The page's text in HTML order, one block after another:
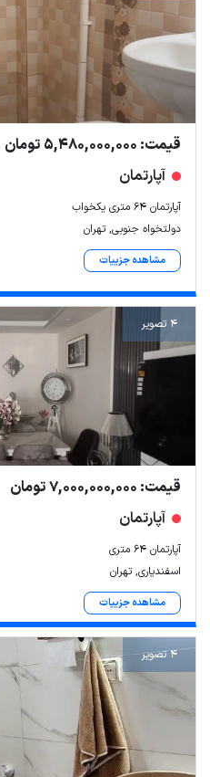
قیمت: 5,480,000,000 تومان
آپارتمان
آپارتمان ۶۴ متری یکخواب
دولتخواه جنوبی, تهران
مشاهده جزییات
4 تصویر
قیمت: 7,000,000,000 تومان
آپارتمان
آپارتمان ۶۴ متری
اسفندیاری, تهران
مشاهده جزییات
4 تصویر